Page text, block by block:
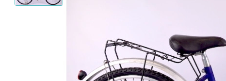
БЕЗКОШТОВНА ДОСТАВКА НА